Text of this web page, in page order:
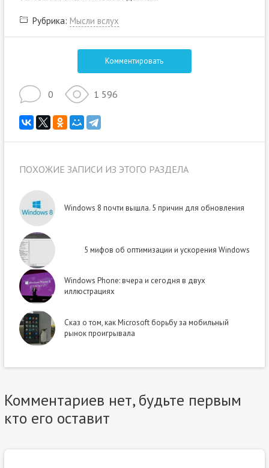
Рубрика: Мысли вслух
Комментировать
0 1 596
ПОХОЖИЕ ЗАПИСИ ИЗ ЭТОГО РАЗДЕЛА
Windows 8 почти вышла. 5 причин для обновления
5 мифов об оптимизации и ускорения Windows
Windows Phone: вчера и сегодня в двух
иллюстрациях
Сказ о том, как Microsoft борьбу за мобильный
рынок проигрывала
Комментариев нет, будьте первым
кто его оставит